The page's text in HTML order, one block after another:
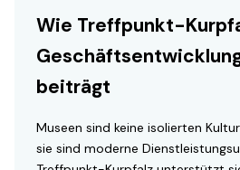
Wie Treffpunkt-
beiträgt
Museen sind keine isolierten
sie sind moderne